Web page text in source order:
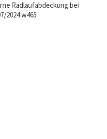
Radlaufabdeckung bei
2024 w465